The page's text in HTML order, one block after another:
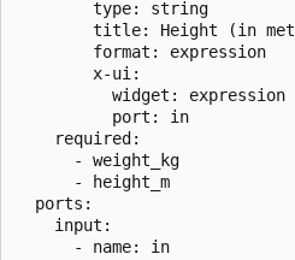
        type: string
title: Height (in
        format: expression
        x-ui:
          widget: expression
          port: in
    required:
      - weight_kg
      - height_m
  ports:
    input:
      - name: in